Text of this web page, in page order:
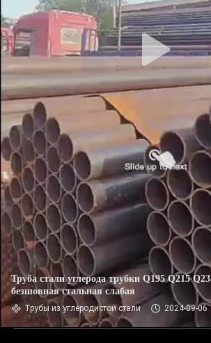
Труба стали углерода трубки Q195 Q215
безшовная стальная слабая
Трубы из углеродистой стали 2024-09-06